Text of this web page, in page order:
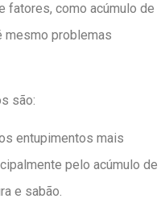
fatores, como acúmulo de
mesmo problemas
são:
entupimentos mais
pelo acúmulo de
e sabão.